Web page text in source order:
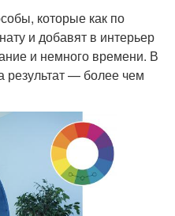
которые как по
и добавят в интерьер
и немного времени. В
результат — более чем